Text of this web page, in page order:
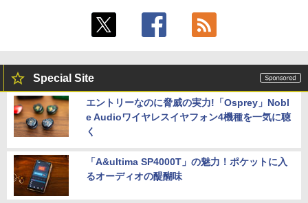
Special Site
エントリーなのに脅威の実力!「Osprey」Nobl
e Audioワイヤレスイヤフォン4機種を一気に聴
く
「A&ultima SP4000T」の魅力！ポケットに入
るオーディオの醍醐味